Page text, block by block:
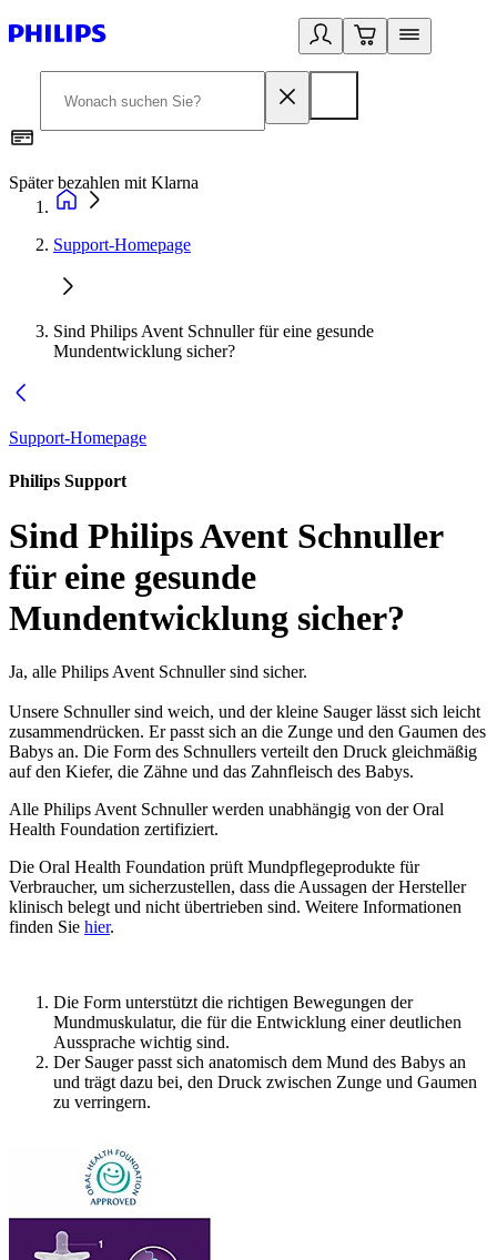
Später bezahlen mit Klarna
Support-Homepage
Sind Philips Avent Schnuller für eine gesunde
Mundentwicklung sicher?
Support-Homepage
Philips Support
Sind Philips Avent Schnuller
für eine gesunde
Mundentwicklung sicher?
Ja, alle Philips Avent Schnuller sind sicher.
Unsere Schnuller sind weich, und der kleine Sauger lässt sich leicht
zusammendrücken. Er passt sich an die Zunge und den Gaumen des
Babys an. Die Form des Schnullers verteilt den Druck gleichmäßig
auf den Kiefer, die Zähne und das Zahnfleisch des Babys.
Alle Philips Avent Schnuller werden unabhängig von der Oral
Health Foundation zertifiziert.
Die Oral Health Foundation prüft Mundpflegeprodukte für
Verbraucher, um sicherzustellen, dass die Aussagen der Hersteller
klinisch belegt und nicht übertrieben sind. Weitere Informationen
finden Sie hier.
Die Form unterstützt die richtigen Bewegungen der
Mundmuskulatur, die für die Entwicklung einer deutlichen
Aussprache wichtig sind.
Der Sauger passt sich anatomisch dem Mund des Babys an
und trägt dazu bei, den Druck zwischen Zunge und Gaumen
zu verringern.